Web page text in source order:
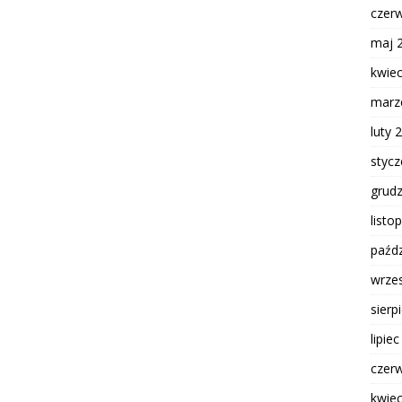
maj
luty